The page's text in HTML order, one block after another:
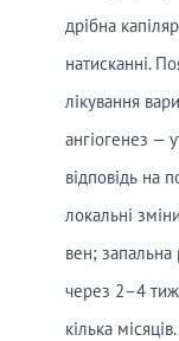
дрібна
натисканні.
лікування
ангіогенез —
відповідь на
локальні
вен; запальна
через 2–4
кілька